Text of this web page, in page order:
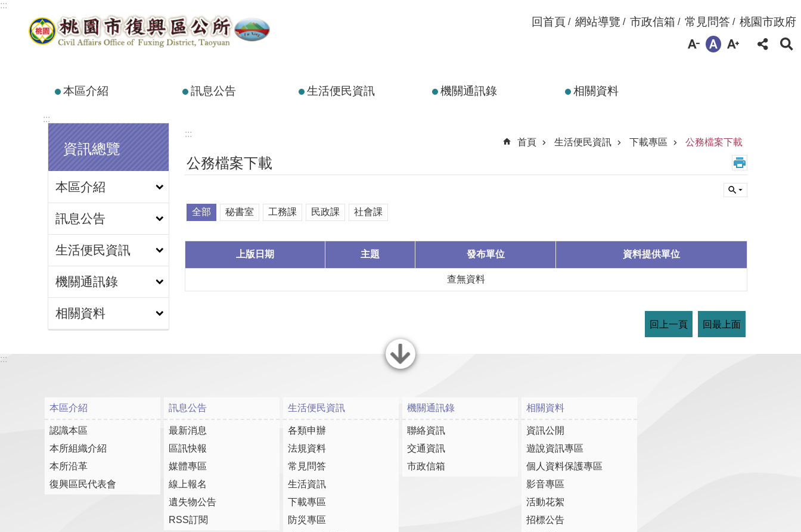
跳到主要內容區塊
:::
回首頁 網站導覽 市政信箱 常見問答 桃園市政府
本區介紹 訊息公告 生活便民資訊 機關通訊錄 相關資料
:::
資訊總覽
本區介紹
訊息公告
生活便民資訊
機關通訊錄
相關資料
:::
首頁
生活便民資訊 下載專區 公務檔案下載
公務檔案下載
全部 秘書室 工務課 民政課 社會課
上版日期 主題 發布單位 資料提供單位
查無資料
回上一頁 回最上面
關閉
:::
本區介紹
認識本區
本所組織介紹
本所沿革
復興區民代表會
訊息公告
最新消息
區訊快報
媒體專區
線上報名
遺失物公告
RSS訂閱
生活便民資訊
各類申辦
法規資料
常見問答
生活資訊
下載專區
防災專區
機關通訊錄
聯絡資訊
交通資訊
市政信箱
相關資料
資訊公開
遊說資訊專區
個人資料保護專區
影音專區
活動花絮
招標公告